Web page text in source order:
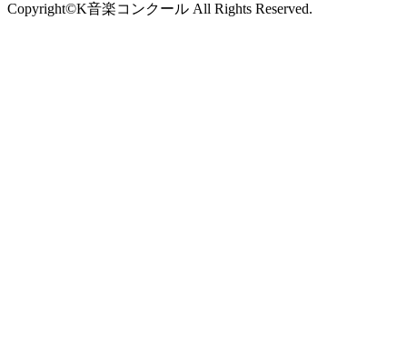
Copyright©K音楽コンクール All Rights Reserved.